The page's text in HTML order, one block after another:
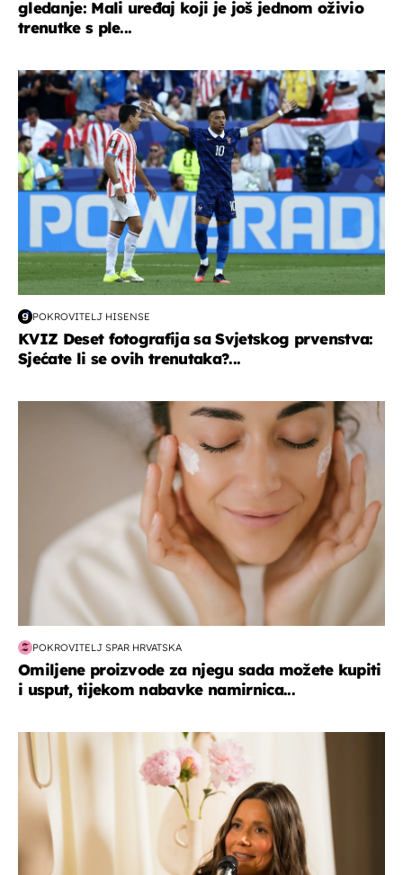
gledanje: Mali uređaj koji je još jednom oživio
trenutke s ple...
svjetsko prvenstvo 2026
POKROVITELJ HISENSE
KVIZ Deset fotografija sa Svjetskog prvenstva:
Sjećate li se ovih trenutaka?...
moda & ljepota
POKROVITELJ SPAR HRVATSKA
Omiljene proizvode za njegu sada možete kupiti
i usput, tijekom nabavke namirnica...
moda & ljepota